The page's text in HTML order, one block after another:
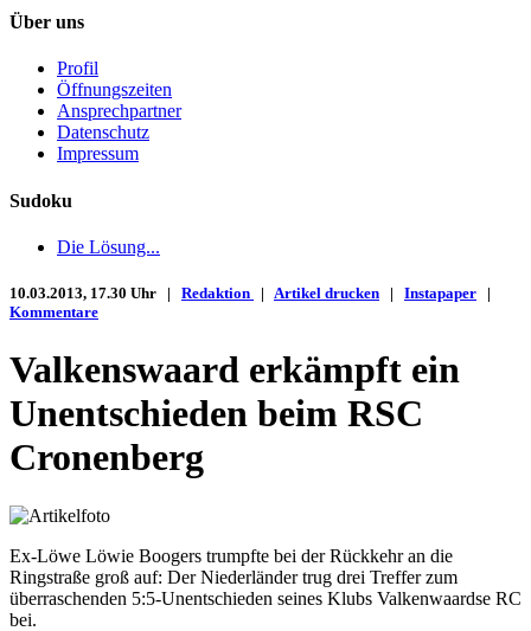
Über uns
Profil
Öffnungszeiten
Ansprechpartner
Datenschutz
Impressum
Sudoku
Die Lösung...
10.03.2013, 17.30 Uhr | Redaktion | Artikel drucken | Instapaper |
Kommentare
Valkenswaard erkämpft ein
Unentschieden beim RSC
Cronenberg
Ex-Löwe Löwie Boogers trumpfte bei der Rückkehr an die
Ringstraße groß auf: Der Niederländer trug drei Treffer zum
überraschenden 5:5-Unentschieden seines Klubs Valkenwaardse RC
bei.